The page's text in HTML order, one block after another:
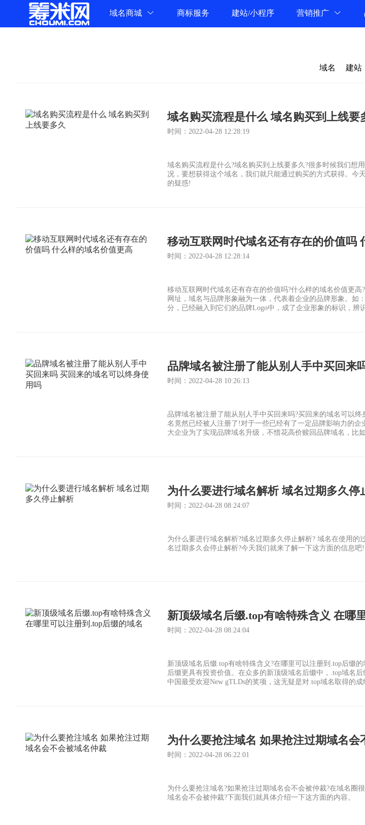
域名商城 商标服务 建站/小程序 营销推广
域名 建站
域名购买流程是什么 域名购买到上线要
时间：2022-04-28 12:28:19
域名购买流程是什么?域名购买到上线要多久?很多时候我们想
况，要想获得这个域名，我们就只能通过购买的方式获得。今
的疑惑!
移动互联网时代域名还有存在的价值吗
时间：2022-04-28 12:28:14
移动互联网时代域名还有存在的价值吗?什么样的域名价值更
网址，域名与品牌形象融为一体，代表着企业的品牌形象。如
分，已经融入到它们的品牌Logo中，成了企业形象的标识，辨
品牌域名被注册了能从别人手中买回来
时间：2022-04-28 10:26:13
品牌域名被注册了能从别人手中买回来吗?买回来的域名可以
名竟然已经被人注册了!对于一些已经有了一定品牌影响力的
大企业为了实现品牌域名升级，不惜花高价赎回品牌域名，比
为什么要进行域名解析 域名过期多久停
时间：2022-04-28 08:24:07
为什么要进行域名解析?域名过期多久停止解析? 域名在使用
名过期多久会停止解析?今天我们就来了解一下这方面的信息吧!
新顶级域名后缀.top有啥特殊含义 在哪
时间：2022-04-28 08:24:04
新顶级域名后缀.top有啥特殊含义?在哪里可以注册到.top后缀
后缀更具有投资价值。在众多的新顶级域名后缀中，.top域名
中国最受欢迎New gTLDs的奖项，这无疑是对.top域名取得的
为什么要抢注域名 如果抢注过期域名会
时间：2022-04-28 06:22:01
为什么要抢注域名?如果抢注过期域名会不会被仲裁?在域名圈
域名会不会被仲裁?下面我们就具体介绍一下这方面的内容。